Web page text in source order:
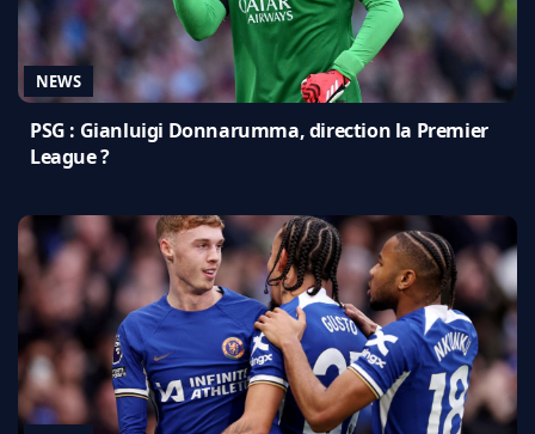
NEWS
PSG : Gianluigi Donnarumma, direction la Premier
League ?